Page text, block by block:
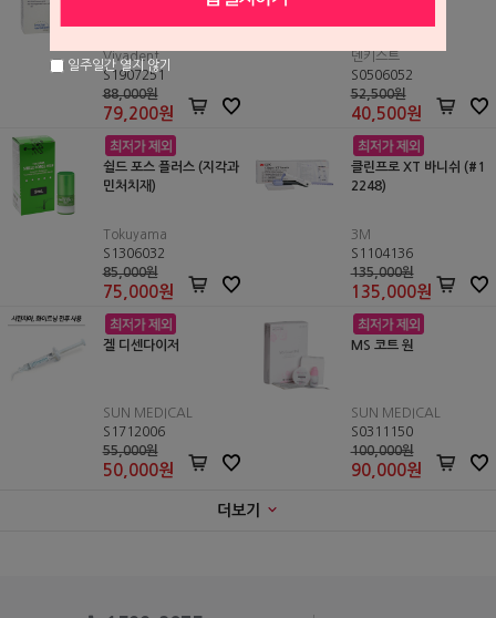
Vivadent
S1907251
88,000원
79,200원
덴키스트
S0506052
52,500원
40,500원
쉴드 포스 플러스 (지각과
민처치재)
Tokuyama
S1306032
85,000원
75,000원
클린프로 XT 바니쉬 (#1
2248)
3M
S1104136
135,000원
135,000원
겔 디센다이저
SUN MEDICAL
S1712006
55,000원
50,000원
MS 코트 원
SUN MEDICAL
S0311150
100,000원
90,000원
더보기
일주일간 열지 않기